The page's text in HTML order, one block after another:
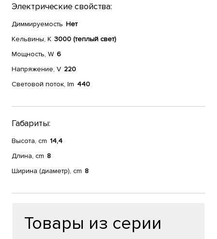
Электрические свойства:
Диммируемость Нет
Кельвины, К 3000 (теплый свет)
Мощность, W 6
Напряжение, V 220
Световой поток, lm 440
Габариты:
Высота, cm 14,4
Длина, cm 8
Ширина (диаметр), cm 8
Товары из серии